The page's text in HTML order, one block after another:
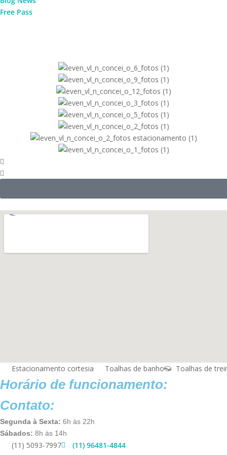
Free Pass
Estacionamento cortesia Toalhas de banho Toalhas de
Horário de funcionamento:
Contato:
Segunda à Sexta: 6h às 22h
Sábados: 8h às 14h
(11) 5093-7997 (11) 96481-4844